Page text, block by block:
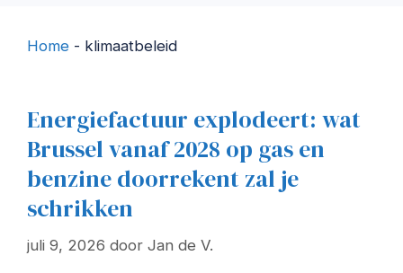
Home - klimaatbeleid
Energiefactuur explodeert: wat
Brussel vanaf 2028 op gas en
benzine doorrekent zal je
schrikken
juli 9, 2026 door Jan de V.